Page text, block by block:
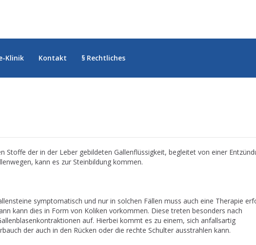
Klinik Kontakt § Rechtliches
Stoffe der in der Leber gebildeten Gallenflüssigkeit, begleitet von einer
kann es zur Steinbildung kommen.
symptomatisch und nur in solchen Fällen muss auch eine Therapie
kann dies in Form von Koliken vorkommen. Diese treten besonders nach
auf. Hierbei kommt es zu einem, sich anfallsartig
der auch in den Rücken oder die rechte Schulter ausstrahlen kann.